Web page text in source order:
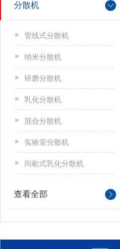
分散机
管线式分散机
纳米分散机
研磨分散机
乳化分散机
混合分散机
实验室分散机
间歇式乳化分散机
查看全部